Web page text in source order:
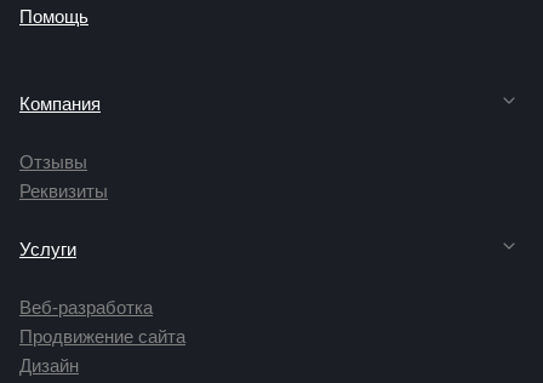
Помощь
Компания
Отзывы
Реквизиты
Услуги
Веб-разработка
Продвижение сайта
Дизайн